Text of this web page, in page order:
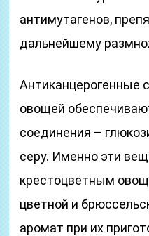
антимутагенов,
дальнейшему
Антиканцерогенные
овощей
соединения –
серу. Именно эти
крестоцветным
цветной и
аромат при их